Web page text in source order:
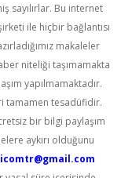
sayılırlar. Bu internet
ile hiçbir bağlantısı
makaleler
niteliği taşımamakta
yapılmamaktadır.
tamamen tesadüfidir.
bir bilgi paylaşım
aykırı olduğunu